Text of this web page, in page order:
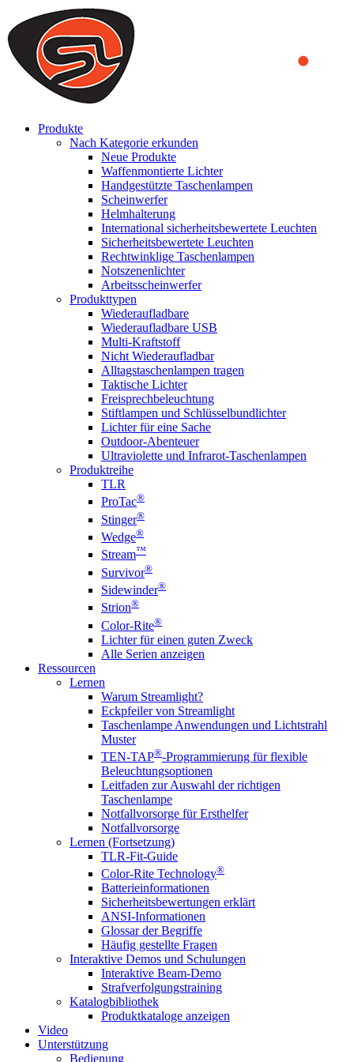
We use cookies to ensure that we provide you the best experience
on our website. By continuing to browse this website, you accept
that cookies are used to help us analyze how the website is used and
to offer you a better experience. To learn more or to find out how
you can disable cookies, you can access our
Produkte
Nach Kategorie erkunden
Neue Produkte
Waffenmontierte Lichter
Handgestützte Taschenlampen
Scheinwerfer
Helmhalterung
International sicherheitsbewertete Leuchten
Sicherheitsbewertete Leuchten
Rechtwinklige Taschenlampen
Notszenenlichter
Arbeitsscheinwerfer
Produkttypen
Wiederaufladbare
Wiederaufladbare USB
Multi-Kraftstoff
Nicht Wiederaufladbar
Alltagstaschenlampen tragen
Taktische Lichter
Freisprechbeleuchtung
Stiftlampen und Schlüsselbundlichter
Lichter für eine Sache
Outdoor-Abenteuer
Ultraviolette und Infrarot-Taschenlampen
Produktreihe
TLR
ProTac®
Stinger®
Wedge®
Stream™
Survivor®
Sidewinder®
Strion®
Color-Rite®
Lichter für einen guten Zweck
Alle Serien anzeigen
Ressourcen
Lernen
Warum Streamlight?
Eckpfeiler von Streamlight
Taschenlampe Anwendungen und Lichtstrahl
Muster
TEN-TAP®-Programmierung für flexible
Beleuchtungsoptionen
Leitfaden zur Auswahl der richtigen
Taschenlampe
Notfallvorsorge für Ersthelfer
Notfallvorsorge
Lernen (Fortsetzung)
TLR-Fit-Guide
Color-Rite Technology®
Batterieinformationen
Sicherheitsbewertungen erklärt
ANSI-Informationen
Glossar der Begriffe
Häufig gestellte Fragen
Interaktive Demos und Schulungen
Interaktive Beam-Demo
Strafverfolgungstraining
Katalogbibliothek
Produktkataloge anzeigen
Video
Unterstützung
Bedienung